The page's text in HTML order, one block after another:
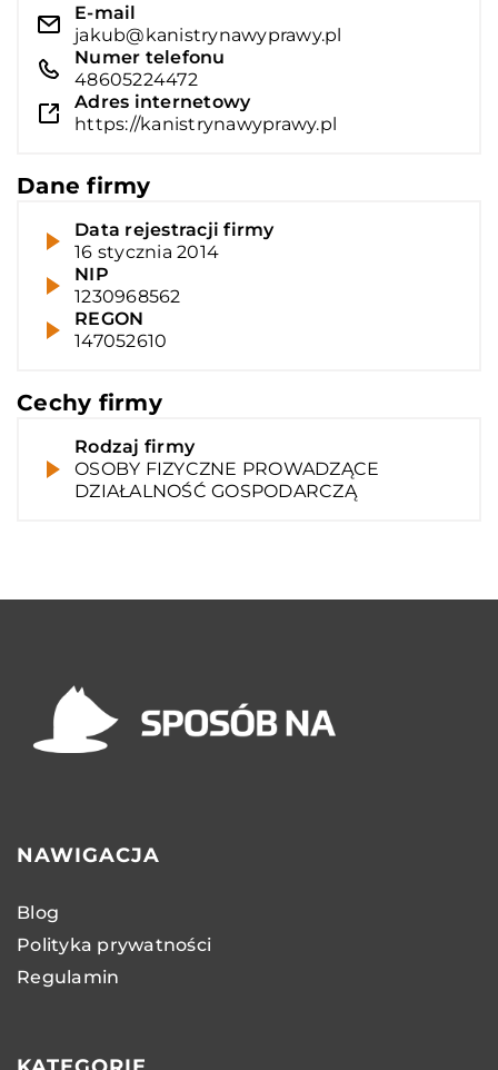
E-mail
jakub@kanistrynawyprawy.pl
Numer telefonu
48605224472
Adres internetowy
https://kanistrynawyprawy.pl
Dane firmy
Data rejestracji firmy
16 stycznia 2014
NIP
1230968562
REGON
147052610
Cechy firmy
Rodzaj firmy
OSOBY FIZYCZNE PROWADZĄCE
DZIAŁALNOŚĆ GOSPODARCZĄ
NAWIGACJA
Blog
Polityka prywatności
Regulamin